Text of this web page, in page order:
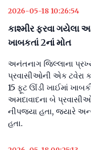
2026-05-18 10:26:54
કાશ્મીર ફરવા ગયેલા
ખાબકતાં 2નાં મોત
અનંતનાગ જિલ્લાના
પ્રવાસીઓની એક ટવેરા
15 ફૂટ ઊંડી ખાઈમાં
અમદાવાદના બે
નીપજ્યા હતા, જ્યારે
હતા.